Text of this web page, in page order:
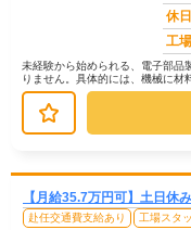
休
工
未経験から始められる、電子部品
りません。具体的には、機械に材
搬や梱包、簡単な清掃、PCへの
【月給35.7万円可】土日休
赴任交通費支給あり 工場スタ